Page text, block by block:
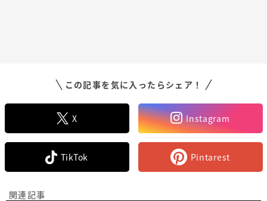
この記事を気に入ったらシェア！
X Instagram
TikTok Pintarest
関連記事